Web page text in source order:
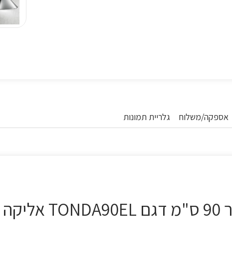
אספקה/משלוח גלריית תמונות